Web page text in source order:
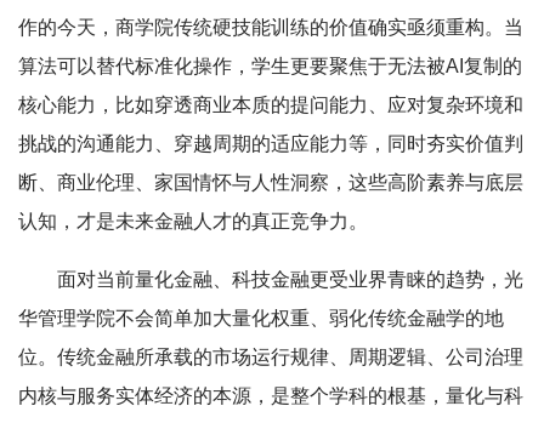
作的今天，商学院传统硬技能训练的价值确实亟须重构。当
算法可以替代标准化操作，学生更要聚焦于无法被AI复制的
核心能力，比如穿透商业本质的提问能力、应对复杂环境和
挑战的沟通能力、穿越周期的适应能力等，同时夯实价值判
断、商业伦理、家国情怀与人性洞察，这些高阶素养与底层
认知，才是未来金融人才的真正竞争力。
面对当前量化金融、科技金融更受业界青睐的趋势，光
华管理学院不会简单加大量化权重、弱化传统金融学的地
位。传统金融所承载的市场运行规律、周期逻辑、公司治理
内核与服务实体经济的本源，是整个学科的根基，量化与科